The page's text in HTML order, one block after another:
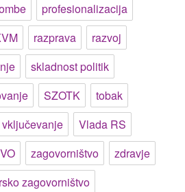
profesionalizacija
razprava
razvoj
skladnost politik
SZOTK
tobak
vključevanje
Vlada RS
zagovorništvo
zdravje
zagovorništvo